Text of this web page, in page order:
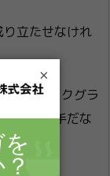
立たせなけれ
り、バックグラ
れは上手だな
×